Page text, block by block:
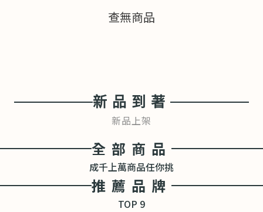
查無商品
新品到著
新品上架
全部商品
成千上萬商品任你挑
推薦品牌
TOP 9